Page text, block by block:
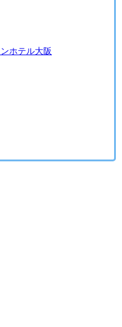
ホテル大阪